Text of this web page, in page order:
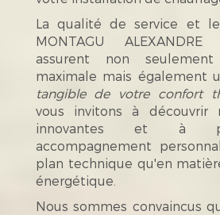
La qualité de service et le
MONTAGU
assurent non
maximale mais également
tangible de votre confort
vous invitons à découvrir
innovantes et à
accompagnement
plan technique qu'en
énergétique.
Nous sommes convaincus